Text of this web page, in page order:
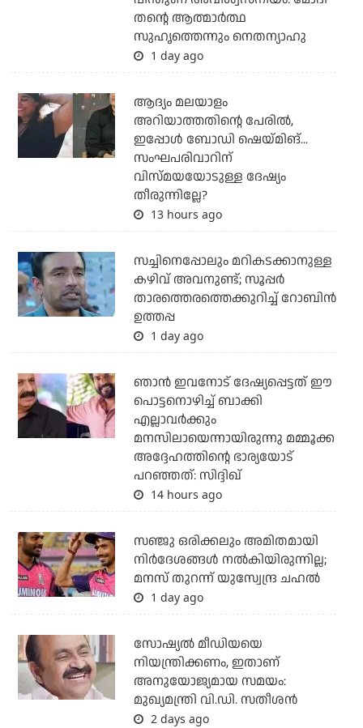
തന്റെ ആത്മാര്‍ത്ഥ
സുഹൃത്തെന്നും നെതന്യാഹു
1 day ago
ആദ്യം മലയാളം
അറിയാത്തതിന്റെ പേരില്‍,
ഇപ്പോള്‍ ബോഡി ഷെയ്മിങ്...
സംഘപരിവാറിന്
വിസ്മയയോടുള്ള ദേഷ്യം
തീരുന്നില്ലേ?
13 hours ago
സച്ചിനെപ്പോലും മറികടക്കാനുള്ള
കഴിവ് അവനുണ്ട്; സൂപ്പര്‍
താരത്തെരത്തെക്കുറിച്ച് റോബിന്‍
ഉത്തപ്പ
1 day ago
ഞാന്‍ ഇവനോട് ദേഷ്യപ്പെട്ടത് ഈ
പൊട്ടനൊഴിച്ച് ബാക്കി
എല്ലാവര്‍ക്കും
മനസിലായെന്നായിരുന്നു മമ്മൂക്ക
അദ്ദേഹത്തിന്റെ ഭാര്യയോട്
പറഞ്ഞത്: സിദ്ദിഖ്
14 hours ago
സഞ്ജു ഒരിക്കലും അമിതമായി
നിര്‍ദേശങ്ങള്‍ നല്‍കിയിരുന്നില്ല;
മനസ് തുറന്ന് യുസ്വേന്ദ്ര ചഹല്‍
1 day ago
സോഷ്യല്‍ മീഡിയയെ
നിയന്ത്രിക്കണം, ഇതാണ്
അനുയോജ്യമായ സമയം:
മുഖ്യമന്ത്രി വി.ഡി. സതീശന്‍
2 days ago